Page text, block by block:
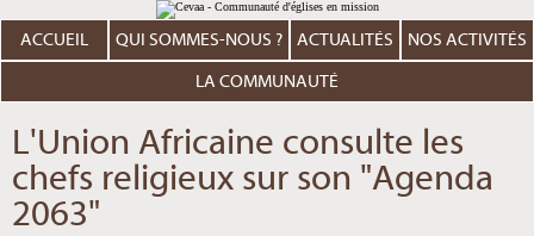
au
contenu.
Aller
personnels
ACCUEIL QUI SOMMES-NOUS ? ACTUALITÉS NOS ACTIVITÉS
LA COMMUNAUTÉ
L'Union Africaine consulte les
chefs religieux sur son "Agenda
2063"